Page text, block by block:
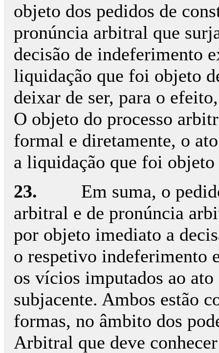
objeto dos pedidos de
pronúncia arbitral que
decisão de indeferimento
liquidação que foi objeto
deixar de ser, para o
O objeto do processo
formal e diretamente, o
a liquidação que foi objeto
23. Em suma, o
arbitral e de pronúncia
por objeto imediato a
o respetivo indeferimento
os vícios imputados ao
subjacente. Ambos estão
formas, no âmbito dos
Arbitral que deve